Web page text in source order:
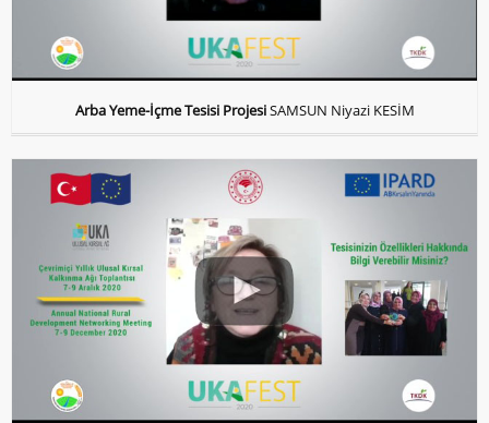
Arba Yeme-İçme Tesisi ProjesiSAMSUN Niyazi KESİM